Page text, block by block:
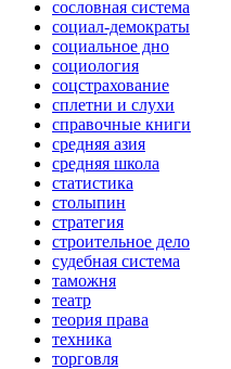
сословная система
социал-демократы
социальное дно
социология
соцстрахование
сплетни и слухи
справочные книги
средняя азия
средняя школа
статистика
столыпин
стратегия
строительное дело
судебная система
таможня
театр
теория права
техника
торговля